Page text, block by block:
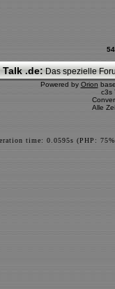
.de: Das spezielle
Powered by Orion
c3s
Alle
time: 0.0595s (PHP: